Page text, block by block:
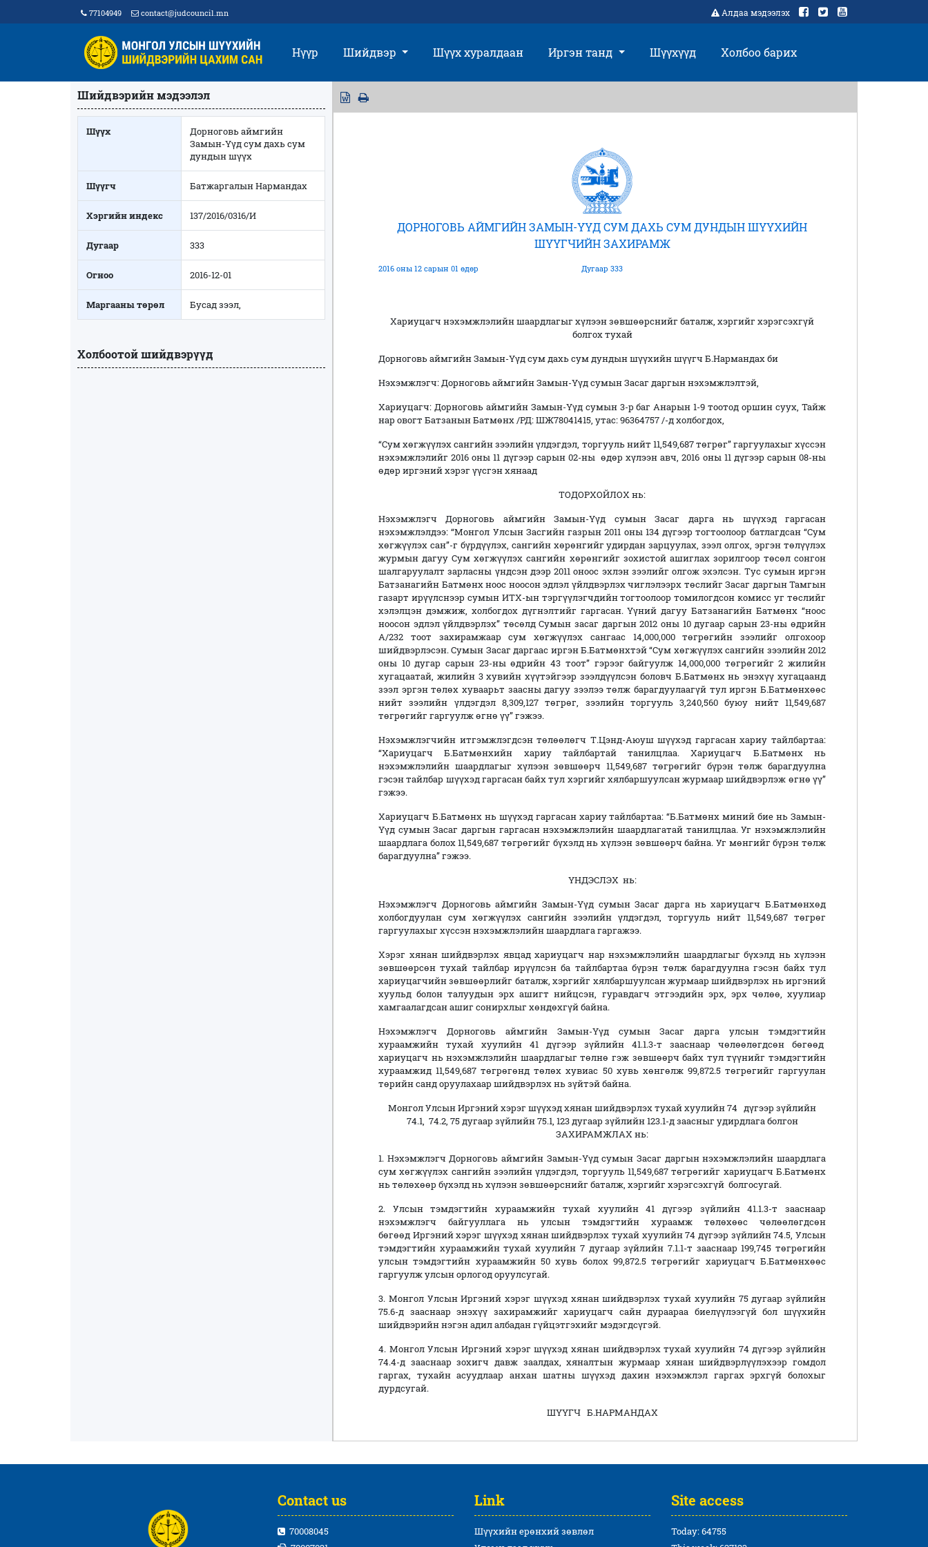
77104949 contact@judcouncil.mn Алдаа мэдээлэх
Нүүр Шийдвэр Шүүх хуралдаан Иргэн танд Шүүхүүд Холбоо барих
Шийдвэрийн мэдээлэл
Шүүх
Дорноговь аймгийн
Замын-Үүд сум дахь сум
дундын шүүх
Шүүгч Батжаргалын Нармандах
Хэргийн индекс 137/2016/0316/И
Дугаар 333
Огноо 2016-12-01
Маргааны төрөл Бусад зээл,
Холбоотой шийдвэрүүд
ДОРНОГОВЬ АЙМГИЙН ЗАМЫН-ҮҮД СУМ ДАХЬ СУМ ДУНДЫН ШҮҮХИЙН
ШҮҮГЧИЙН ЗАХИРАМЖ
2016 оны 12 сарын 01 өдөр Дугаар 333
Хариуцагч нэхэмжлэлийн шаардлагыг хүлээн зөвшөөрснийг баталж, хэргийг хэрэгсэхгүй
болгох тухай
Дорноговь аймгийн Замын-Үүд сум дахь сум дундын шүүхийн шүүгч Б.Нармандах би
Нэхэмжлэгч: Дорноговь аймгийн Замын-Үүд сумын Засаг даргын нэхэмжлэлтэй,
Хариуцагч: Дорноговь аймгийн Замын-Үүд сумын 3-р баг Анарын 1-9 тоотод оршин суух, Тайж
нар овогт Батзанын Батмөнх /РД: ШЖ78041415, утас: 96364757 /-д холбогдох,
“Сум хөгжүүлэх сангийн зээлийн үлдэгдэл, торгууль нийт 11,549,687 төгрөг” гаргуулахыг хүссэн
нэхэмжлэлийг 2016 оны 11 дүгээр сарын 02-ны өдөр хүлээн авч, 2016 оны 11 дүгээр сарын 08-ны
өдөр иргэний хэрэг үүсгэн хянаад
ТОДОРХОЙЛОХ нь:
Нэхэмжлэгч Дорноговь аймгийн Замын-Үүд сумын Засаг дарга нь шүүхэд гаргасан
нэхэмжлэлдээ: “Монгол Улсын Засгийн газрын 2011 оны 134 дүгээр тогтоолоор батлагдсан “Сум
хөгжүүлэх сан”-г бүрдүүлэх, сангийн хөрөнгийг удирдан зарцуулах, зээл олгох, эргэн төлүүлэх
журмын дагуу Cyм хөгжүүлэх сангийн хөрөнгийг зохистой ашиглах зорилгоор төсөл сонгон
шалгаруулалт зарласны үндсэн дээр 2011 оноос эхлэн зээлийг олгож эхэлсэн. Тус сумын иргэн
Батзанагийн Батмөнх ноос ноосон эдлэл үйлдвэрлэх чиглэлээрх төслийг Засаг даргын Тамгын
газарт ирүүлснээр сумын ИТХ-ын тэргүүлэгчдийн тогтоолоор томилогдсон комисс уг төслийг
хэлэлцэн дэмжиж, холбогдох дүгнэлтийг гаргасан. Үүний дагуу Батзанагийн Батмөнх “ноос
ноосон эдлэл үйлдвэрлэх” төсөлд Сумын засаг даргын 2012 оны 10 дугаар сарын 23-ны өдрийн
А/232 тоот захирамжаар сум хөгжүүлэх сангаас 14,000,000 төгрөгийн зээлийг олгохоор
шийдвэрлэсэн. Сумын Засаг даргаас иргэн Б.Батмөнхтэй “Сум хөгжүүлэх сангийн зээлийн 2012
оны 10 дугар сарын 23-ны өдрийн 43 тоот” гэрээг байгуулж 14,000,000 төгрөгийг 2 жилийн
хугацаатай, жилийн 3 хувийн хүүтэйгээр зээлдүүлсэн боловч Б.Батмөнх нь энэхүү хугацаанд
зээл эргэн төлөх хуваарьт заасны дагуу зээлээ төлж барагдуулаагүй тул иргэн Б.Батмөнхөөс
нийт зээлийн үлдэгдэл 8,309,127 төгрөг, зээлийн торгууль 3,240,560 буюу нийт 11,549,687
төгрөгийг гаргуулж өгнө үү” гэжээ.
Нэхэмжлэгчийн итгэмжлэгдсэн төлөөлөгч Т.Цэнд-Аюуш шүүхэд гаргасан хариу тайлбартаа:
“Хариуцагч Б.Батмөнхийн хариу тайлбартай танилцлаа. Хариуцагч Б.Батмөнх нь
нэхэмжлэлийн шаардлагыг хүлээн зөвшөөрч 11,549,687 төгрөгийг бүрэн төлж барагдуулна
гэсэн тайлбар шүүхэд гаргасан байх тул хэргийг хялбаршуулсан журмаар шийдвэрлэж өгнө үү”
гэжээ.
Хариуцагч Б.Батмөнх нь шүүхэд гаргасан хариу тайлбартаа: “Б.Батмөнх миний бие нь Замын-
Үүд сумын Засаг даргын гаргасан нэхэмжлэлийн шаардлагатай танилцлаа. Уг нэхэмжлэлийн
шаардлага болох 11,549,687 төгрөгийг бүхэлд нь хүлээн зөвшөөрч байна. Уг мөнгийг бүрэн төлж
барагдуулна” гэжээ.
ҮНДЭСЛЭХ нь:
Нэхэмжлэгч Дорноговь аймгийн Замын-Үүд сумын Засаг дарга нь хариуцагч Б.Батмөнхөд
холбогдуулан сум хөгжүүлэх сангийн зээлийн үлдэгдэл, торгууль нийт 11,549,687 төгрөг
гаргуулахыг хүссэн нэхэмжлэлийн шаардлага гаргажээ.
Хэрэг хянан шийдвэрлэх явцад хариуцагч нар нэхэмжлэлийн шаардлагыг бүхэлд нь хүлээн
зөвшөөрсөн тухай тайлбар ирүүлсэн ба тайлбартаа бүрэн төлж барагдуулна гэсэн байх тул
хариуцагчийн зөвшөөрлийг баталж, хэргийг хялбаршуулсан журмаар шийдвэрлэх нь иргэний
хуульд болон талуудын эрх ашигт нийцсэн, гуравдагч этгээдийн эрх, эрх чөлөө, хуулиар
хамгаалагдсан ашиг сонирхлыг хөндөхгүй байна.
Нэхэмжлэгч Дорноговь аймгийн Замын-Үүд сумын Засаг дарга улсын тэмдэгтийн
хураамжийн тухай хуулийн 41 дүгээр зүйлийн 41.1.3-т зааснаар чөлөөлөгдсөн бөгөөд
хариуцагч нь нэхэмжлэлийн шаардлагыг төлнө гэж зөвшөөрч байх тул түүнийг тэмдэгтийн
хураамжид 11,549,687 төгрөгөнд төлөх хувиас 50 хувь хөнгөлж 99,872.5 төгрөгийг гаргуулан
төрийн санд оруулахаар шийдвэрлэх нь зүйтэй байна.
Монгол Улсын Иргэний хэрэг шүүхэд хянан шийдвэрлэх тухай хуулийн 74 дүгээр зүйлийн
74.1, 74.2, 75 дугаар зүйлийн 75.1, 123 дугаар зүйлийн 123.1-д заасныг удирдлага болгон
ЗАХИРАМЖЛАХ нь:
1. Нэхэмжлэгч Дорноговь аймгийн Замын-Үүд сумын Засаг даргын нэхэмжлэлийн шаардлага
сум хөгжүүлэх сангийн зээлийн үлдэгдэл, торгууль 11,549,687 төгрөгийг хариуцагч Б.Батмөнх
нь төлөхөөр бүхэлд нь хүлээн зөвшөөрснийг баталж, хэргийг хэрэгсэхгүй болгосугай.
2. Улсын тэмдэгтийн хураамжийн тухай хуулийн 41 дүгээр зүйлийн 41.1.3-т зааснаар
нэхэмжлэгч байгууллага нь улсын тэмдэгтийн хураамж төлөхөөс чөлөөлөгдсөн
бөгөөд Иргэний хэрэг шүүхэд хянан шийдвэрлэх тухай хуулийн 74 дүгээр зүйлийн 74.5, Улсын
тэмдэгтийн хураамжийн тухай хуулийн 7 дугаар зүйлийн 7.1.1-т зааснаар 199,745 төгрөгийн
улсын тэмдэгтийн хураамжийн 50 хувь болох 99,872.5 төгрөгийг хариуцагч Б.Батмөнхөөс
гаргуулж улсын орлогод оруулсугай.
3. Монгол Улсын Иргэний хэрэг шүүхэд хянан шийдвэрлэх тухай хуулийн 75 дугаар зүйлийн
75.6-д зааснаар энэхүү захирамжийг хариуцагч сайн дураараа биелүүлээгүй бол шүүхийн
шийдвэрийн нэгэн адил албадан гүйцэтгэхийг мэдэгдсүгэй.
4. Монгол Улсын Иргэний хэрэг шүүхэд хянан шийдвэрлэх тухай хуулийн 74 дүгээр зүйлийн
74.4-д зааснаар зохигч давж заалдах, хяналтын журмаар хянан шийдвэрлүүлэхээр гомдол
гаргах, тухайн асуудлаар анхан шатны шүүхэд дахин нэхэмжлэл гаргах эрхгүй болохыг
дурдсугай.
ШҮҮГЧ Б.НАРМАНДАХ
Contact us
70008045
Link
Шүүхийн ерөнхий зөвлөл
Site access
Today: 64755